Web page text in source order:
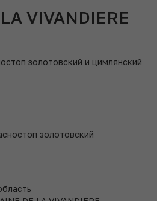
VIVANDIERE
золотовский и цимлянский
золотовский